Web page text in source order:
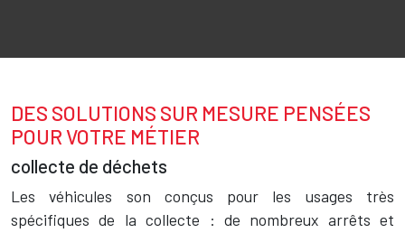
Texte
DES SOLUTIONS SUR MESURE PENSÉES
POUR VOTRE MÉTIER
collecte de déchets
Les véhicules son conçus pour les usages très
spécifiques de la collecte : de nombreux arrêts et